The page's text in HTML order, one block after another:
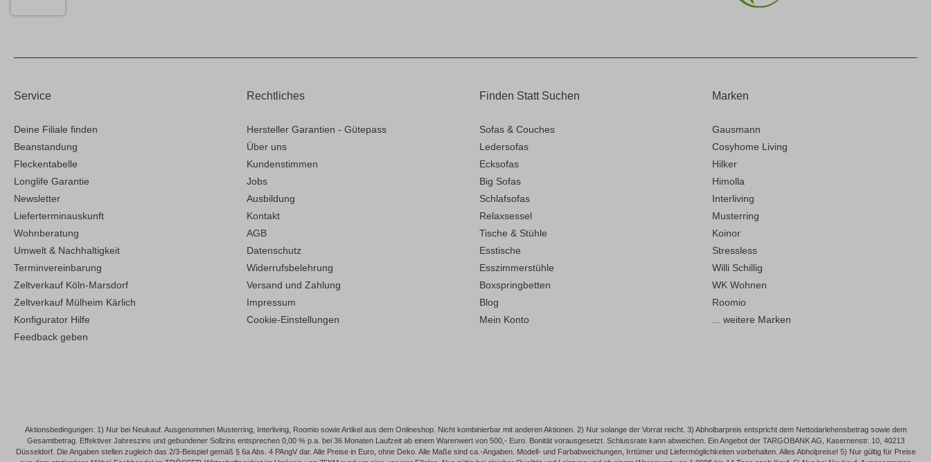
Service
Deine Filiale finden
Beanstandung
Fleckentabelle
Longlife Garantie
Newsletter
Lieferterminauskunft
Wohnberatung
Umwelt & Nachhaltigkeit
Terminvereinbarung
Zeltverkauf Köln-Marsdorf
Zeltverkauf Mülheim Kärlich
Konfigurator Hilfe
Feedback geben
Rechtliches
Hersteller Garantien - Gütepass
Über uns
Kundenstimmen
Jobs
Ausbildung
Kontakt
AGB
Datenschutz
Widerrufsbelehrung
Versand und Zahlung
Impressum
Cookie-Einstellungen
Finden Statt Suchen
Sofas & Couches
Ledersofas
Ecksofas
Big Sofas
Schlafsofas
Relaxsessel
Tische & Stühle
Esstische
Esszimmerstühle
Boxspringbetten
Blog
Mein Konto
Marken
Gausmann
Cosyhome Living
Hilker
Himolla
Interliving
Musterring
Koinor
Stressless
Willi Schillig
WK Wohnen
Roomio
... weitere Marken
Aktionsbedingungen: 1) Nur bei Neukauf. Ausgenommen Musterring, Interliving, Roomio sowie Artikel aus dem Onlineshop. Nicht kombinierbar mit anderen Aktionen. 2) Nur solange der Vorrat reicht. 3) Abholbarpreis entspricht dem Nettodarlehensbetrag sowie dem
Gesamtbetrag. Effektiver Jahreszins und gebundener Sollzins entsprechen 0,00 % p.a. bei 36 Monaten Laufzeit ab einem Warenwert von 500,- Euro. Bonität vorausgesetzt. Schlussrate kann abweichen. Ein Angebot der TARGOBANK AG, Kasernenstr. 10, 40213
Düsseldorf. Die Angaben stellen zugleich das 2/3-Beispiel gemäß § 6a Abs. 4 PAngV dar. Alle Preise in Euro, ohne Deko. Alle Maße sind ca.-Angaben. Modell- und Farbabweichungen, Irrtümer und Liefermöglichkeiten vorbehalten. Alles Abholpreise! 5) Nur gültig für Preise